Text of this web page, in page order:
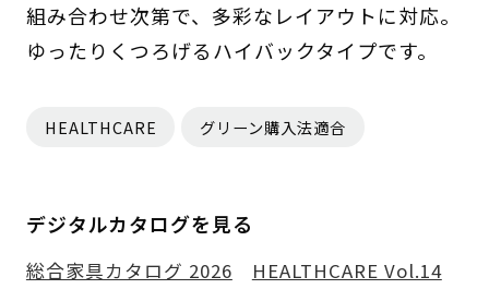
組み合わせ次第で、多彩なレイアウトに対応。
ゆったりくつろげるハイバックタイプです。
HEALTHCARE グリーン購入法適合
デジタルカタログを見る
総合家具カタログ 2026 HEALTHCARE Vol.14